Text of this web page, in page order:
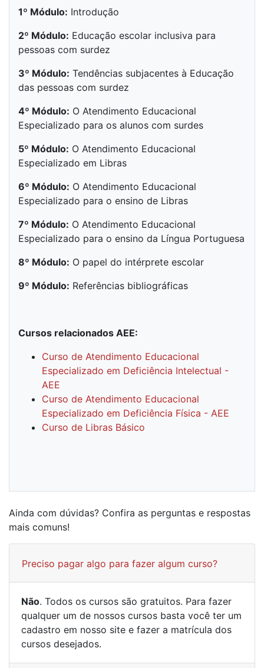
1º Módulo: Introdução
2º Módulo: Educação escolar inclusiva para
pessoas com surdez
3º Módulo: Tendências subjacentes à Educação
das pessoas com surdez
4º Módulo: O Atendimento Educacional
Especializado para os alunos com surdes
5º Módulo: O Atendimento Educacional
Especializado em Libras
6º Módulo: O Atendimento Educacional
Especializado para o ensino de Libras
7º Módulo: O Atendimento Educacional
Especializado para o ensino da Língua Portuguesa
8º Módulo: O papel do intérprete escolar
9º Módulo: Referências bibliográficas
Cursos relacionados AEE:
Curso de Atendimento Educacional
Especializado em Deficiência Intelectual -
AEE
Curso de Atendimento Educacional
Especializado em Deficiência Física - AEE
Curso de Libras Básico
Ainda com dúvidas? Confira as perguntas e respostas
mais comuns!
Preciso pagar algo para fazer algum curso?
Não. Todos os cursos são gratuitos. Para fazer
qualquer um de nossos cursos basta você ter um
cadastro em nosso site e fazer a matrícula dos
cursos desejados.